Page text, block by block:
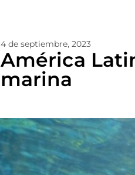
4 de septiembre, 2023
América
marina